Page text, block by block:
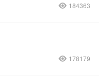
184363
178179